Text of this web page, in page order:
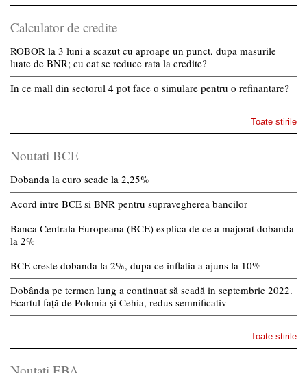
Calculator de credite
ROBOR la 3 luni a scazut cu aproape un punct, dupa masurile
luate de BNR; cu cat se reduce rata la credite?
In ce mall din sectorul 4 pot face o simulare pentru o refinantare?
Toate stirile
Noutati BCE
Dobanda la euro scade la 2,25%
Acord intre BCE si BNR pentru supravegherea bancilor
Banca Centrala Europeana (BCE) explica de ce a majorat dobanda
la 2%
BCE creste dobanda la 2%, dupa ce inflatia a ajuns la 10%
Dobânda pe termen lung a continuat să scadă in septembrie 2022.
Ecartul față de Polonia și Cehia, redus semnificativ
Toate stirile